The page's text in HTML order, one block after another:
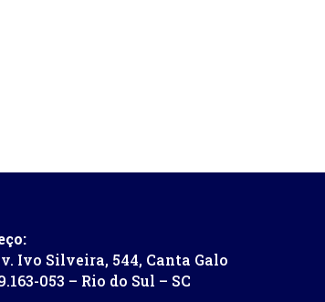
Ivo Silveira, 544, Canta Galo
053 – Rio do Sul – SC